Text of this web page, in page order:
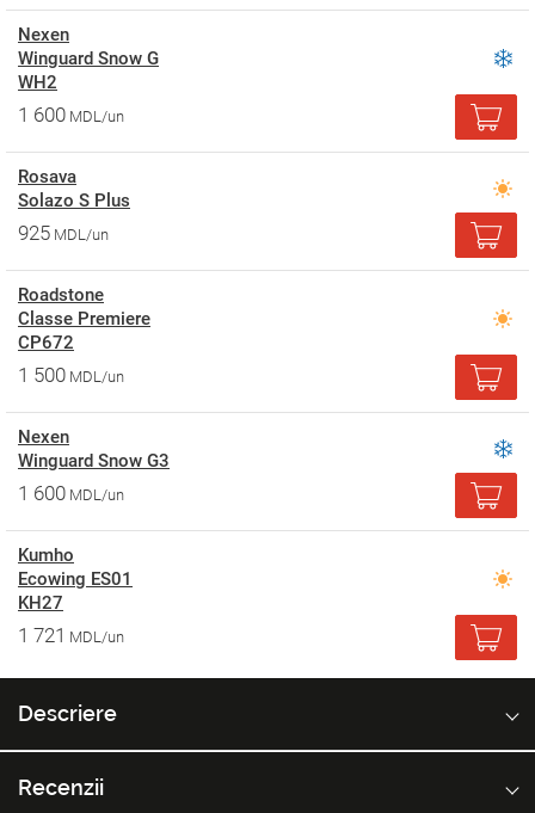
Nexen
Winguard Snow G
WH2
1 600 MDL/un
Rosava
Solazo S Plus
925 MDL/un
Roadstone
Classe Premiere
CP672
1 500 MDL/un
Nexen
Winguard Snow G3
1 600 MDL/un
Kumho
Ecowing ES01
KH27
1 721 MDL/un
Descriere
Recenzii